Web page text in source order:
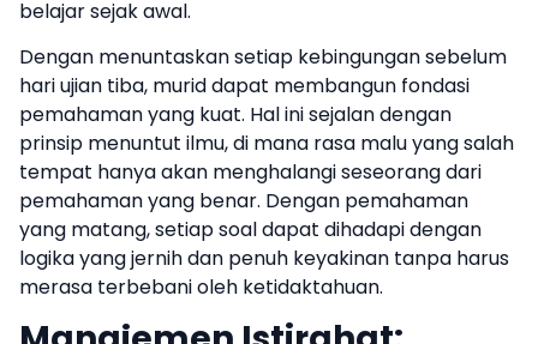
belajar sejak awal.
Dengan menuntaskan setiap kebingungan sebelum
hari ujian tiba, murid dapat membangun fondasi
pemahaman yang kuat. Hal ini sejalan dengan
prinsip menuntut ilmu, di mana rasa malu yang salah
tempat hanya akan menghalangi seseorang dari
pemahaman yang benar. Dengan pemahaman
yang matang, setiap soal dapat dihadapi dengan
logika yang jernih dan penuh keyakinan tanpa harus
merasa terbebani oleh ketidaktahuan.